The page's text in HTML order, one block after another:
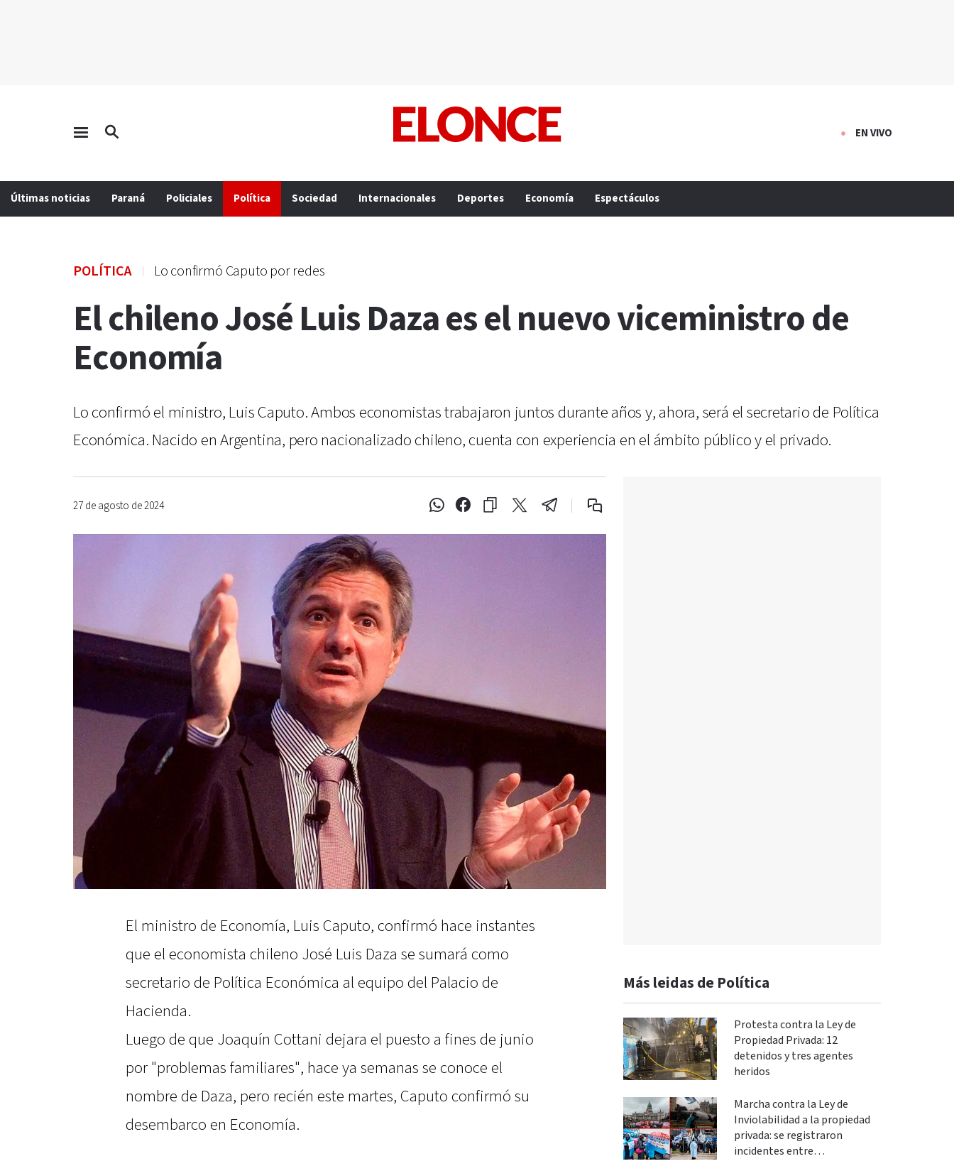
EN VIVO
Últimas noticias Paraná Policiales Política Sociedad Internacionales Deportes Economía Espectáculos
POLÍTICA Lo confirmó Caputo por redes
El chileno José Luis Daza es el nuevo viceministro de
Economía
Lo confirmó el ministro, Luis Caputo. Ambos economistas trabajaron juntos durante años y, ahora, será el secretario de Política
Económica. Nacido en Argentina, pero nacionalizado chileno, cuenta con experiencia en el ámbito público y el privado.
27 de agosto de 2024
El ministro de Economía, Luis Caputo, confirmó hace instantes
que el economista chileno José Luis Daza se sumará como
secretario de Política Económica al equipo del Palacio de
Hacienda.
Luego de que Joaquín Cottani dejara el puesto a fines de junio
por "problemas familiares", hace ya semanas se conoce el
nombre de Daza, pero recién este martes, Caputo confirmó su
desembarco en Economía.
Más leidas de Política
Protesta contra la Ley de
Propiedad Privada: 12
detenidos y tres agentes
heridos
Marcha contra la Ley de
Inviolabilidad a la propiedad
privada: se registraron
incidentes entre